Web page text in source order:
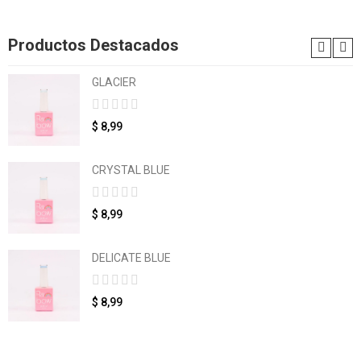
Productos Destacados
GLACIER
$ 8,99
CRYSTAL BLUE
$ 8,99
DELICATE BLUE
$ 8,99